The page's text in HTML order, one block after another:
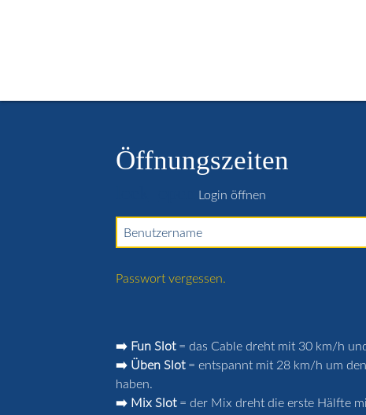
Öffnungszeiten
Login öffnen
Benutzername
Passwort vergessen.
➡️ Fun Slot= das Cable dreht mit 30 km/h
➡️ Üben Slot= entspannt mit 28 km/h um
haben.
➡️ Mix Slot= der Mix dreht die erste Hälfte